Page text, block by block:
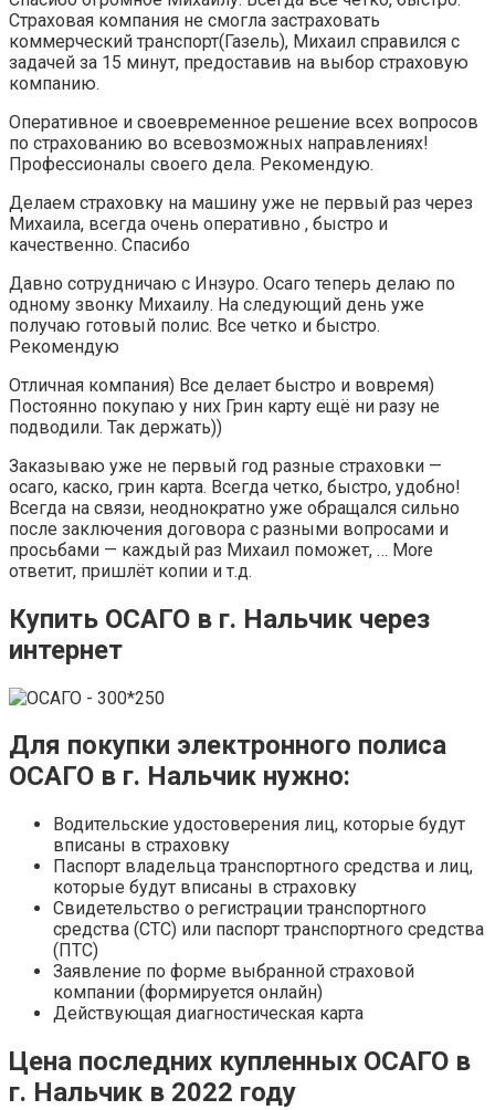
Страховая компания не смогла застраховать
коммерческий транспорт(Газель), Михаил справился с
задачей за 15 минут, предоставив на выбор страховую
компанию.
Оперативное и своевременное решение всех вопросов
по страхованию во всевозможных направлениях!
Профессионалы своего дела. Рекомендую.
Делаем страховку на машину уже не первый раз через
Михаила, всегда очень оперативно , быстро и
качественно. Спасибо
Давно сотрудничаю с Инзуро. Осаго теперь делаю по
одному звонку Михаилу. На следующий день уже
получаю готовый полис. Все четко и быстро.
Рекомендую
Отличная компания) Все делает быстро и вовремя)
Постоянно покупаю у них Грин карту ещё ни разу не
подводили. Так держать))
Заказываю уже не первый год разные страховки —
осаго, каско, грин карта. Всегда четко, быстро, удобно!
Всегда на связи, неоднократно уже обращался сильно
после заключения договора с разными вопросами и
просьбами — каждый раз Михаил поможет, … More
ответит, пришлёт копии и т.д.
Купить ОСАГО в г. Нальчик через
интернет
Для покупки электронного полиса
ОСАГО в г. Нальчик нужно:
Водительские удостоверения лиц, которые будут
вписаны в страховку
Паспорт владельца транспортного средства и лиц,
которые будут вписаны в страховку
Свидетельство о регистрации транспортного
средства (СТС) или паспорт транспортного средства
(ПТС)
Заявление по форме выбранной страховой
компании (формируется онлайн)
Действующая диагностическая карта
Цена последних купленных ОСАГО в
г. Нальчик в 2022 году